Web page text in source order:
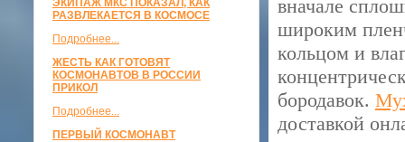
ЭКИПАЖ МКС ПОКАЗАЛ, КАК
РАЗВЛЕКАЕТСЯ В КОСМОСЕ
Подробнее...
ЖЕСТЬ КАК ГОТОВЯТ
КОСМОНАВТОВ В РОССИИ
ПРИКОЛ
Подробнее...
ПЕРВЫЙ КОСМОНАВТ
вначале
широким
кольцом и
бородавок.
доставкой